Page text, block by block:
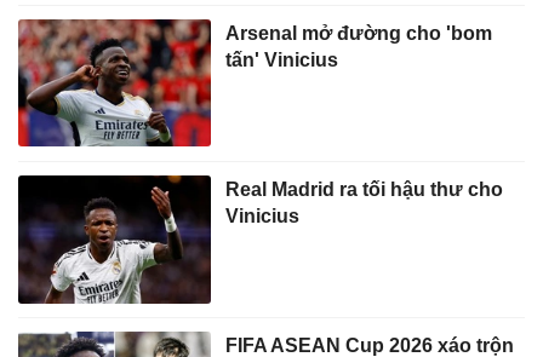
Arsenal mở đường cho 'bom
tấn' Vinicius
Real Madrid ra tối hậu thư cho
Vinicius
FIFA ASEAN Cup 2026 xáo trộn